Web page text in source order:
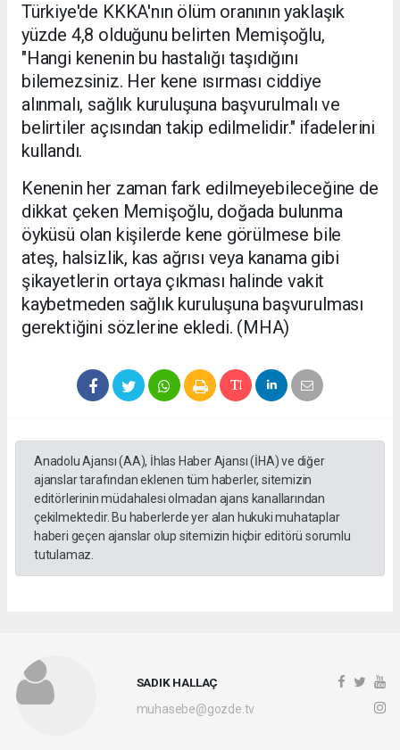
Türkiye'de KKKA'nın ölüm oranının yaklaşık
yüzde 4,8 olduğunu belirten Memişoğlu,
"Hangi kenenin bu hastalığı taşıdığını
bilemezsiniz. Her kene ısırması ciddiye
alınmalı, sağlık kuruluşuna başvurulmalı ve
belirtiler açısından takip edilmelidir." ifadelerini
kullandı.
Kenenin her zaman fark edilmeyebileceğine de
dikkat çeken Memişoğlu, doğada bulunma
öyküsü olan kişilerde kene görülmese bile
ateş, halsizlik, kas ağrısı veya kanama gibi
şikayetlerin ortaya çıkması halinde vakit
kaybetmeden sağlık kuruluşuna başvurulması
gerektiğini sözlerine ekledi. (MHA)
Anadolu Ajansı (AA), İhlas Haber Ajansı (İHA) ve diğer
ajanslar tarafından eklenen tüm haberler, sitemizin
editörlerinin müdahalesi olmadan ajans kanallarından
çekilmektedir. Bu haberlerde yer alan hukuki muhataplar
haberi geçen ajanslar olup sitemizin hiçbir editörü sorumlu
tutulamaz.
SADIK HALLAÇ
muhasebe@gozde.tv